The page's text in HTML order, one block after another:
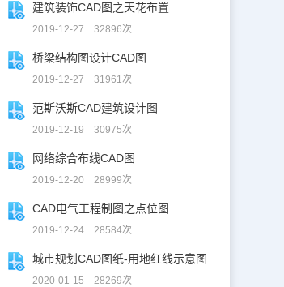
建筑装饰CAD图之天花布置
2019-12-27 32896次
桥梁结构图设计CAD图
2019-12-27 31961次
范斯沃斯CAD建筑设计图
2019-12-19 30975次
网络综合布线CAD图
2019-12-20 28999次
CAD电气工程制图之点位图
2019-12-24 28584次
城市规划CAD图纸-用地红线示意图
2020-01-15 28269次